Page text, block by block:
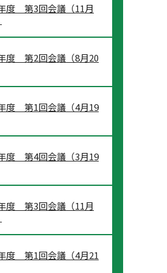
度 第3回会議（11月
度 第2回会議（8月20
度 第1回会議（4月19
度 第4回会議（3月19
度 第3回会議（11月
度 第1回会議（4月21